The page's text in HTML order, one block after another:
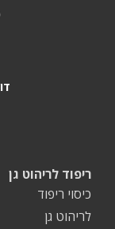
|
ריפוד לריהוט גן
כיסוי ריפוד
לריהוט גן